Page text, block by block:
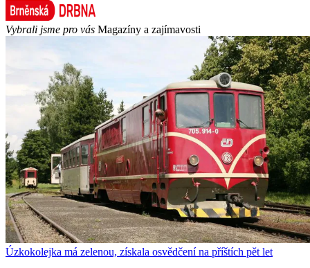
Vybrali jsme pro vás Magazíny a zajímavosti
Úzkokolejka má zelenou, získala osvědčení na příštích pět let